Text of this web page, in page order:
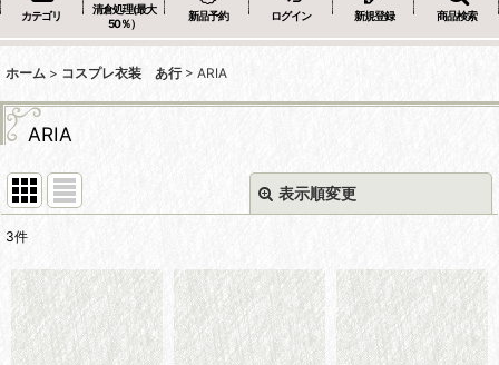
カテゴリ
清倉処理(最大
50％）
新品予約 ログイン 新規登録 商品検索
ホーム > コスプレ衣装 あ行 > ARIA
ARIA
表示順変更
並び順:
3件